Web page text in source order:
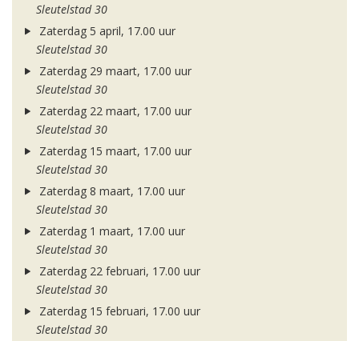
Sleutelstad 30
Zaterdag 5 april, 17.00 uur
Sleutelstad 30
Zaterdag 29 maart, 17.00 uur
Sleutelstad 30
Zaterdag 22 maart, 17.00 uur
Sleutelstad 30
Zaterdag 15 maart, 17.00 uur
Sleutelstad 30
Zaterdag 8 maart, 17.00 uur
Sleutelstad 30
Zaterdag 1 maart, 17.00 uur
Sleutelstad 30
Zaterdag 22 februari, 17.00 uur
Sleutelstad 30
Zaterdag 15 februari, 17.00 uur
Sleutelstad 30